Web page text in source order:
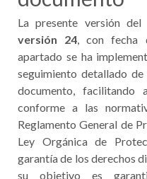
La presente versión
versión 24, con fecha
apartado se ha
seguimiento detallado
documento, facilitando
conforme a las
Reglamento General de
Ley Orgánica de
garantía de los derechos
su objetivo es